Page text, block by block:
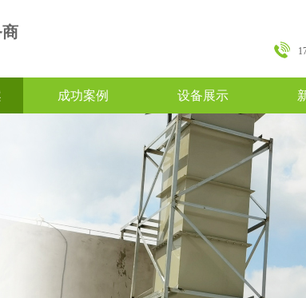
成功案例 设备展示